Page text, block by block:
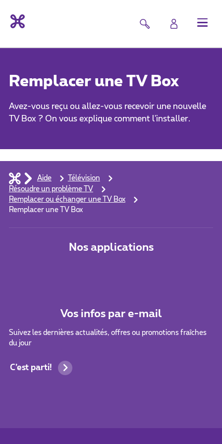
Remplacer une TV Box
Avez-vous reçu ou allez-vous recevoir une nouvelle
TV Box ? On vous explique comment l'installer.
Aide
Télévision
Résoudre un problème TV
Remplacer ou échanger une TV Box
Remplacer une TV Box
Nos applications
Vos infos par e-mail
Suivez les dernières actualités, offres ou promotions fraîches
du jour
C’est parti!